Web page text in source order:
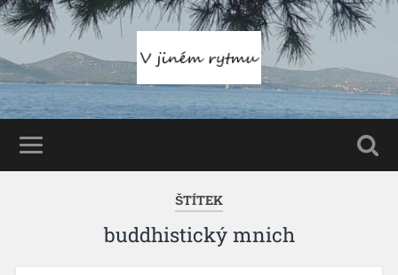
ŠTÍTEK
buddhistický mnich